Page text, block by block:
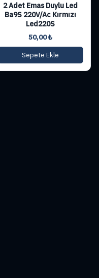
2 Adet Emas Duylu Led
Ba9S 220V/Ac Kırmızı
Led220S
50,00₺
Sepete Ekle